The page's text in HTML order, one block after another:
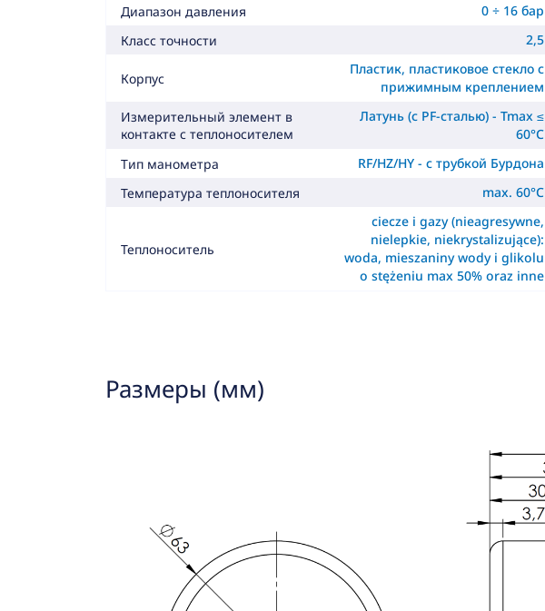
Диапазон давления
0 ÷ 16 бар
Класс точности
2,5
Корпус
Пластик, пластиковое стекло с
прижимным креплением
Измерительный элемент в
контакте с теплоносителем
Латунь (с PF-сталью) - Tmax ≤
60°C
Тип манометра
RF/HZ/HY - с трубкой Бурдона
Температура теплоносителя
max. 60°C
Теплоноситель
ciecze i gazy (nieagresywne,
nielepkie, niekrystalizujące):
woda, mieszaniny wody i glikolu
o stężeniu max 50% oraz inne
Размеры (мм)